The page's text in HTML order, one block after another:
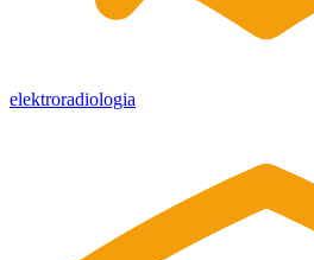
elektroradiologia